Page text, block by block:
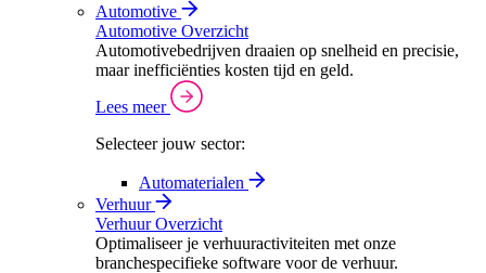
Automotive
Automotive Overzicht
Automotivebedrijven draaien op snelheid en precisie,
maar inefficiënties kosten tijd en geld.
Lees meer
Selecteer jouw sector:
Automaterialen
Verhuur
Verhuur Overzicht
Optimaliseer je verhuuractiviteiten met onze
branchespecifieke software voor de verhuur.